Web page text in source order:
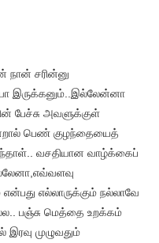
நான் சரின்னு
இருக்கனும்..இல்லேன்னா
பேச்சு அவளுக்குள்
பெண் குழந்தையைத்
வசதியான வாழ்க்கைப்
எல்லாருக்கும் நல்லாவே
பஞ்சு மெத்தை உறக்கம்
இரவு முழுவதும்